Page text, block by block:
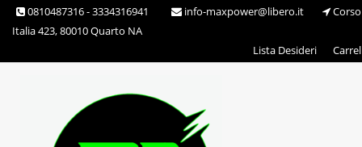
Skip 0810487316 - 3334316941 info-maxpower@libero.it
Corso
Italia 423, 80010 Quarto NA
Lista Desideri